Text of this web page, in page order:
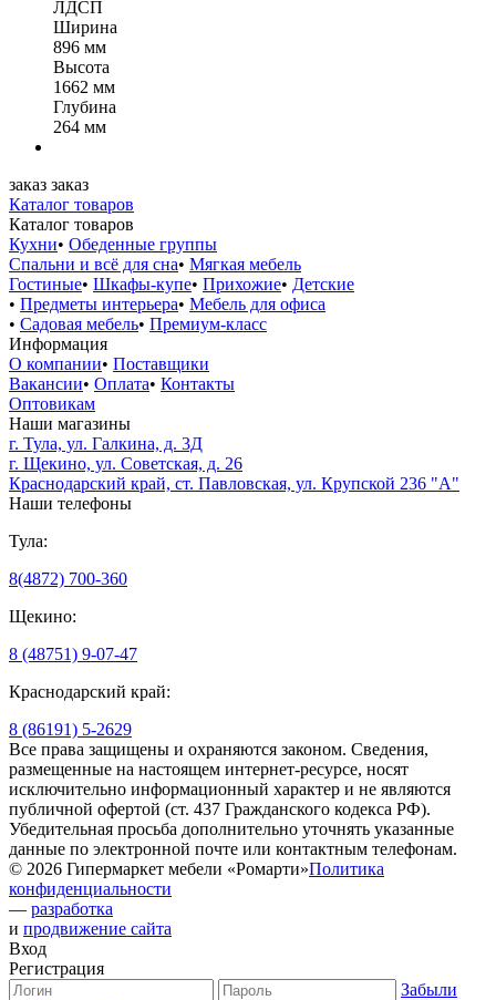
ЛДСП
Ширина
896 мм
Высота
1662 мм
Глубина
264 мм
заказ заказ
Каталог товаров
Каталог товаров
Кухни• Обеденные группы
Спальни и всё для сна• Мягкая мебель
Гостиные• Шкафы-купе• Прихожие• Детские
• Предметы интерьера• Мебель для офиса
• Садовая мебель• Премиум-класс
Информация
О компании• Поставщики
Вакансии• Оплата• Контакты
Оптовикам
Наши магазины
г. Тула, ул. Галкина, д. 3Д
г. Щекино, ул. Советская, д. 26
Краснодарский край, ст. Павловская, ул. Крупской 236 "А"
Наши телефоны
Тула:
8(4872) 700-360
Щекино:
8 (48751) 9-07-47
Краснодарский край:
8 (86191) 5-2629
Все права защищены и охраняются законом. Сведения,
размещенные на настоящем интернет-ресурсе, носят
исключительно информационный характер и не являются
публичной офертой (ст. 437 Гражданского кодекса РФ).
Убедительная просьба дополнительно уточнять указанные
данные по электронной почте или контактным телефонам.
© 2026 Гипермаркет мебели «Ромарти»Политика
конфиденциальности
— разработка
и продвижение сайта
Вход
Регистрация
Забыли